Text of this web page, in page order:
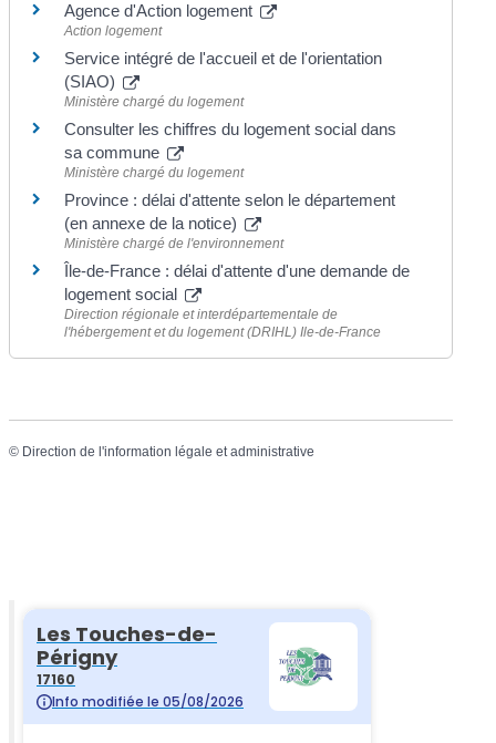
Agence d'Action logement
Action logement
Service intégré de l'accueil et de l'orientation
(SIAO)
Ministère chargé du logement
Consulter les chiffres du logement social dans
sa commune
Ministère chargé du logement
Province : délai d'attente selon le département
(en annexe de la notice)
Ministère chargé de l'environnement
Île-de-France : délai d'attente d'une demande de
logement social
Direction régionale et interdépartementale de
l'hébergement et du logement (DRIHL) Ile-de-France
© Direction de l'information légale et administrative